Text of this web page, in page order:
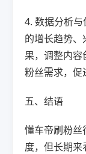
4. 数据分析
的增长趋势
果，调整内容
粉丝需求，促
五、结语
懂车帝刷粉丝
度，但长期